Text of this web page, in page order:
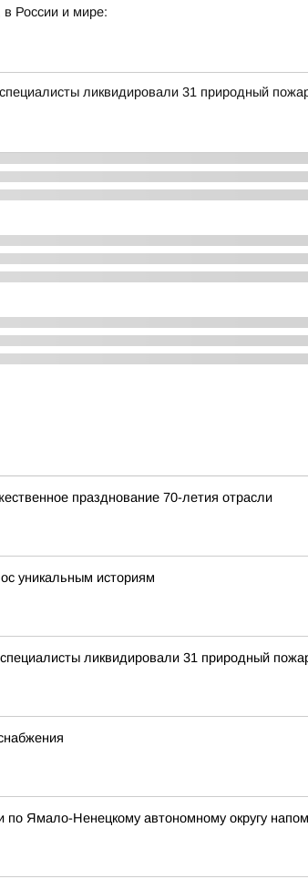
России и мире:
ликвидировали 31 природный
празднование 70-летия отрасли
уникальным историям
ликвидировали 31 природный
Ямало-Ненецкому автономному округу